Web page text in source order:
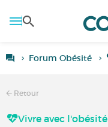
Forum Obésité
Retour
Vivre avec l'obésité